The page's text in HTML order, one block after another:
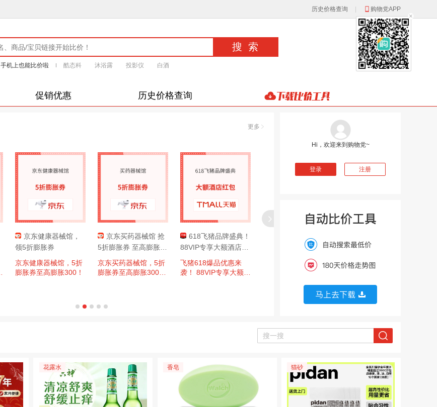
历史价格查询 购物党APP
手机上也能比价啦 酷态科 沐浴露 投影仪 白酒
促销优惠 历史价格查询
更多
京东健康器械馆，
领5折膨胀券
京东健康器械馆，5折
膨胀券至高膨胀300！
京东买药器械馆 抢
5折膨胀券 至高膨胀30
0元
京东买药器械馆，5折
膨胀券至高膨胀300！
618飞猪品牌盛典！
88VIP专享大额酒店红
包
飞猪618爆品优惠来
袭！ 88VIP专享大额酒
领1158元千元补贴！
京东健康开门红，领1
158元千元补贴！
消费券 每日领政府补
京东 政府消费券 新增
彩云/成都/南通家纺全
国通用消费券等
Hi，欢迎来到购物党~
登录 注册
花露水 香皂 猫砂